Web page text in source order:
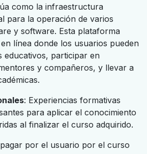
como la infraestructura
para la operación de varios
y software. Esta plataforma
línea donde los usuarios pueden
educativos, participar en
y compañeros, y llevar a
: Experiencias formativas
para aplicar el conocimiento
al finalizar el curso adquirido.
pagar por el usuario por el curso